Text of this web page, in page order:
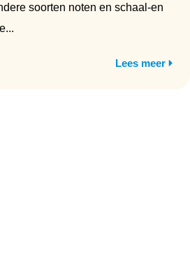
soorten noten en schaal-en
Lees meer